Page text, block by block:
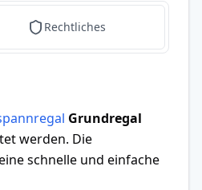
Rechtliches
Grundregal
werden. Die
schnelle und einfache